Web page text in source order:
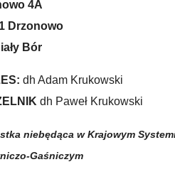
4A
Drzonowo
Bór
dh Adam Krukowski
dh Paweł Krukowski
niebędąca w Krajowym
Gaśniczym